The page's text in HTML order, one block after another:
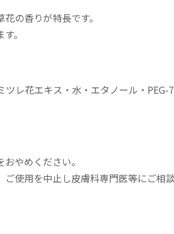
の香りが特長です。
。
レ花エキス・水・エタノール・PEG-
やめください。
使用を中止し皮膚科専門医等にご相談